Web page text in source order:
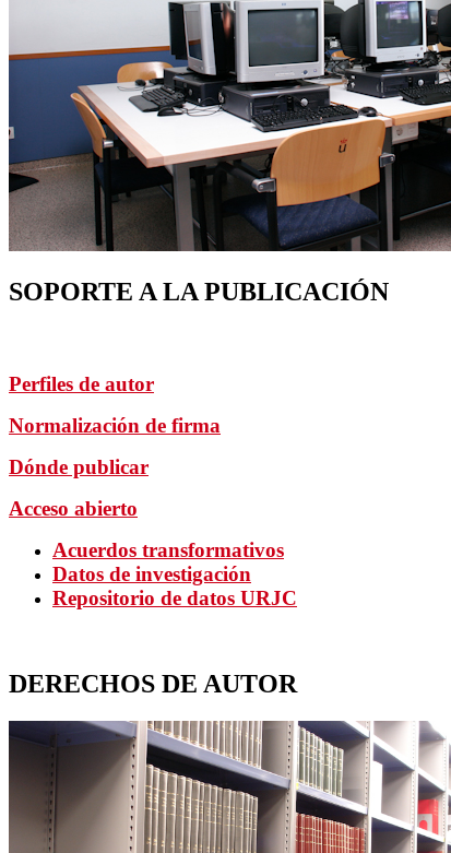
SOPORTE A LA PUBLICACIÓN
Perfiles de autor
Normalización de firma
Dónde publicar
Acceso abierto
Acuerdos transformativos
Datos de investigación
Repositorio de datos URJC
DERECHOS DE AUTOR